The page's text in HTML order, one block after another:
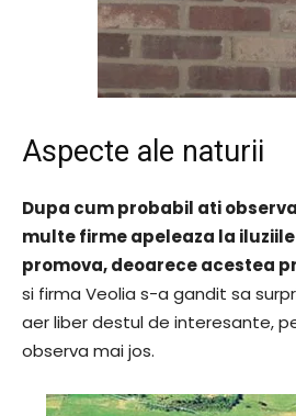
Aspecte ale naturii
Dupa cum probabil ati
multe firme apeleaza la
promova, deoarece acestea
si firma Veolia s-a gandit sa
aer liber destul de interesante,
observa mai jos.